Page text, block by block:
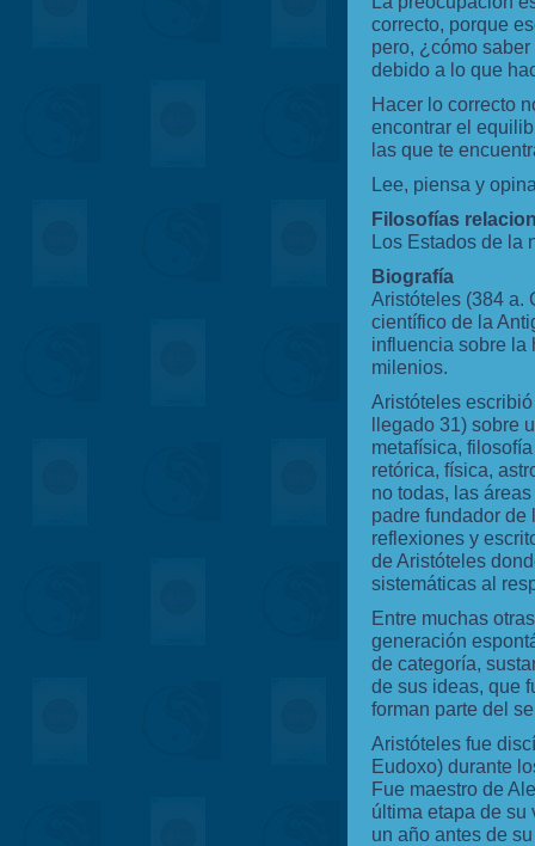
correcto, porque
pero, ¿cómo
debido a lo que
Hacer lo correcto
encontrar el
las que te
Lee, piensa y
Filosofías
Los Estados de la
Biografía
Aristóteles (384 a.
científico de la
influencia sobre la
milenios.
Aristóteles
llegado 31) sobre
metafísica,
retórica, física,
no todas, las
padre fundador
reflexiones y
de Aristóteles
sistemáticas al
Entre muchas
generación
de categoría,
de sus ideas, que
forman parte del
Aristóteles fue
Eudoxo) durante
Fue maestro de
última etapa de su
un año antes de